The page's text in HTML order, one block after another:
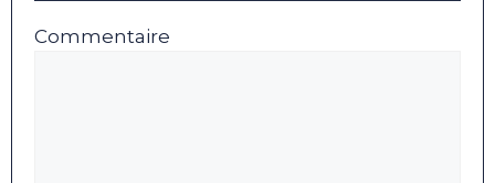
Commentaire